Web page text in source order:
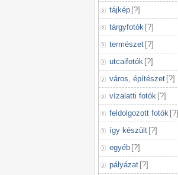
tájkép [?]
tárgyfotók [?]
természet [?]
utcaifotók [?]
város, építészet [?]
vízalatti fotók [?]
feldolgozott fotók [?]
így készült [?]
egyéb [?]
pályázat [?]